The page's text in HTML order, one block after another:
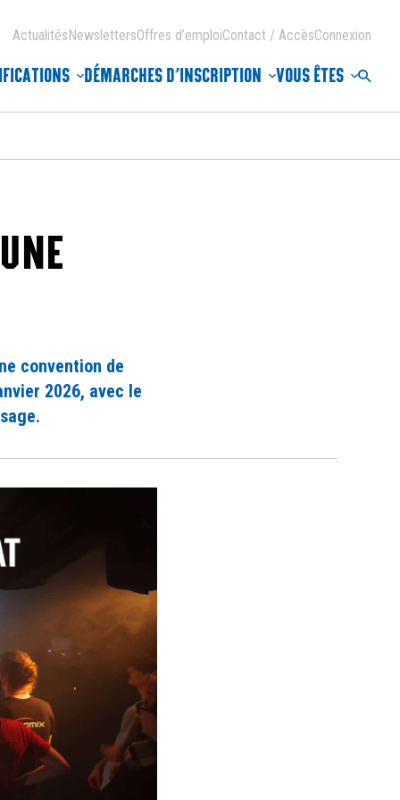
DÉMARCHES D’INSCRIPTION VOUS ÊTES
ActualitésNewslettersOffres d’emploiContact / AccèsConnexion
convention de
2026, avec le